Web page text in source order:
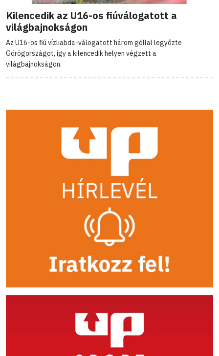
Kilencedik az U16-os fiúválogatott a
világbajnokságon
Az U16-os fiú vízliabda-válogatott három góllal legyőzte
Görögországot, így a kilencedik helyen végzett a
világbajnokságon.